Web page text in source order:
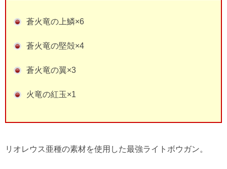
蒼火竜の上鱗×6
蒼火竜の堅殻×4
蒼火竜の翼×3
火竜の紅玉×1
リオレウス亜種の素材を使用した最強ライトボウガン。